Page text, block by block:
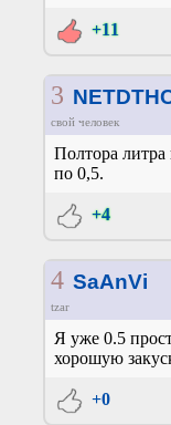
+11
3
свой человек
Полтора
по 0,5.
+4
4 SaAnVi
tzar
Я уже 0.5
хорошую
+0